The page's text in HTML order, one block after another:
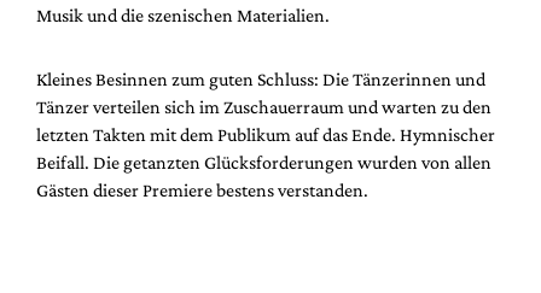
Musik und die szenischen Materialien.
Kleines Besinnen zum guten Schluss: Die Tänzerinnen und
Tänzer verteilen sich im Zuschauerraum und warten zu den
letzten Takten mit dem Publikum auf das Ende. Hymnischer
Beifall. Die getanzten Glücksforderungen wurden von allen
Gästen dieser Premiere bestens verstanden.